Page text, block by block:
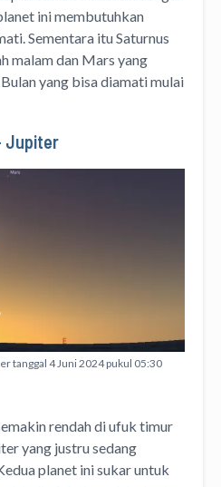
ini membutuhkan
Sementara itu Saturnus
malam dan Mars yang
yang bisa diamati mulai
Jupiter
tanggal 4 Juni 2024 pukul 05:30
rendah di ufuk timur
yang justru sedang
planet ini sukar untuk